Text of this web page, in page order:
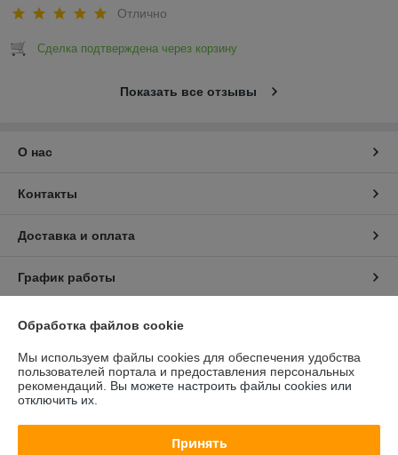
Отлично
Сделка подтверждена через корзину
Показать все отзывы
О нас
Контакты
Доставка и оплата
График работы
Полная версия сайта
Политика обработки cookies
Сайт создан на платформе Deal.by
Обработка файлов cookie
Мы используем файлы cookies для обеспечения удобства
пользователей портала и предоставления персональных
рекомендаций. Вы можете настроить файлы cookies или
отключить их.
Принять